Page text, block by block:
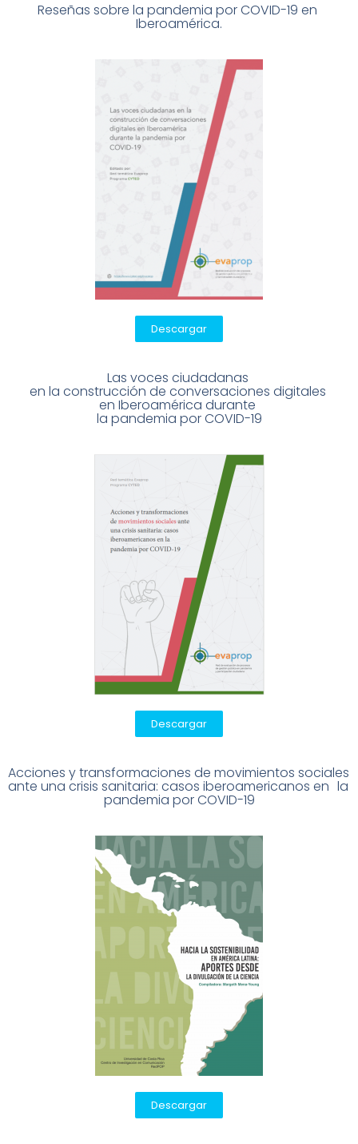
Reseñas sobre la pandemia por COVID-19 en
Iberoamérica.
Descargar
Las voces ciudadanas
en la construcción de conversaciones digitales
en Iberoamérica durante
la pandemia por COVID-19
Descargar
Acciones y transformaciones de movimientos sociales
ante una crisis sanitaria: casos iberoamericanos en la
pandemia por COVID-19
Descargar